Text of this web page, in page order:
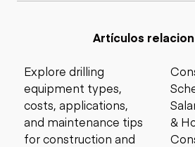
Artículos
Explore drilling
equipment types,
costs, applications,
and maintenance tips
for construction and
&